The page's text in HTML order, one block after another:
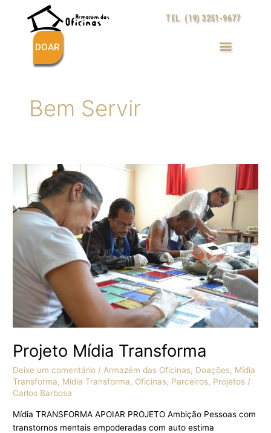
conteúdo
TEL. (19) 3251-9677
DOAR
Bem Servir
Projeto Mídia Transforma
Deixe um comentário /Armazém das Oficinas, Doações, Mídia
Transforma, Mídia Transforma, Oficinas, Parceiros, Projetos /
Carlos Barbosa
Mídia TRANSFORMA APOIAR PROJETO Ambição Pessoas com
transtornos mentais empoderadas com auto estima
Projeto
Mídia
Transforma